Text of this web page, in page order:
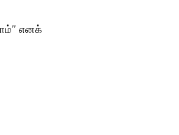
எனக்